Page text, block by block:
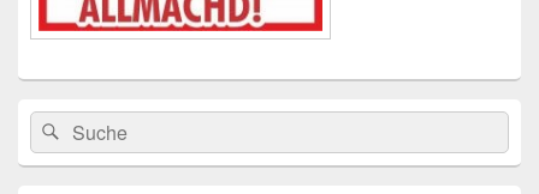
Suchen
nach:
Suchen